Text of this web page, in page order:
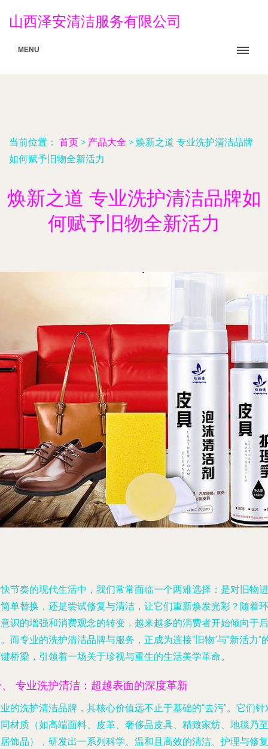
山西泽安清洁服务有限公司
MENU
当前位置： 首页 > 产品大全 > 焕新之道 专业洗护清洁品牌
如何赋予旧物全新活力
焕新之道 专业洗护清洁品牌如
何赋予旧物全新活力
节奏的现代生活中，我们常常面临一个两难选择：是对旧物进
单替换，还是尝试修复与清洁，让它们重新焕发光彩？随着环
识的增强和消费观念的转变，越来越多的消费者开始倾向于后
而专业的洗护清洁品牌与服务，正成为连接“旧物”与“新活力”
桥梁，引领着一场关于珍视与重生的生活美学革命。
专业洗护清洁：超越表面的深度革新
的洗护清洁品牌，其核心价值远不止于基础的“去污”。它们针
材质（如高端面料、皮革、奢侈品皮具、精致家纺、地毯乃至
饰品），研发出一系列科学、温和且高效的清洁、护理与修复